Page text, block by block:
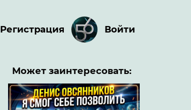
Регистрация Войти
Может заинтересовать: